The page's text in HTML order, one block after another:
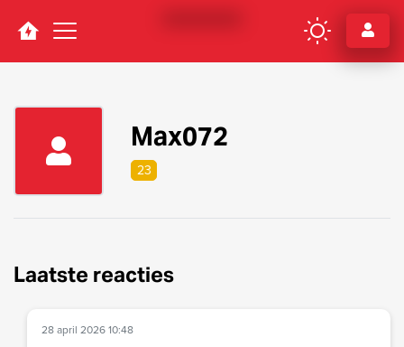
Navigation
Max072
23
Laatste reacties
28 april 2026 10:48